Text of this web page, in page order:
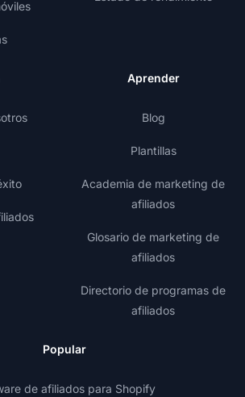
Aprender
Blog
Plantillas
Academia de marketing de
afiliados
Glosario de marketing de
afiliados
Directorio de programas de
afiliados
Popular
de afiliados para Shopify